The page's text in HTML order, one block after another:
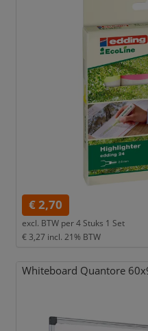
€ 2,70
excl. BTW per4 Stuks 1 Set
€ 3,27 incl. 21% BTW
Whiteboard Quantore